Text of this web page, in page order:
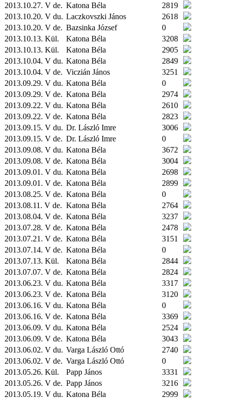
2013.10.27. V de. Katona Béla
2819
2013.10.20. V du. Laczkovszki János
2618
2013.10.20. V de. Bazsinka József
0
2013.10.13. Kül. Katona Béla
3208
2013.10.13. Kül. Katona Béla
2905
2013.10.04. V du. Katona Béla
2849
2013.10.04. V de. Viczián János
3251
2013.09.29. V du. Katona Béla
0
2013.09.29. V de. Katona Béla
2974
2013.09.22. V du. Katona Béla
2610
2013.09.22. V de. Katona Béla
2823
2013.09.15. V du. Dr. László Imre
3006
2013.09.15. V de. Dr. László Imre
0
2013.09.08. V du. Katona Béla
3672
2013.09.08. V de. Katona Béla
3004
2013.09.01. V du. Katona Béla
2698
2013.09.01. V de. Katona Béla
2899
2013.08.25. V de. Katona Béla
0
2013.08.11. V de. Katona Béla
2764
2013.08.04. V de. Katona Béla
3237
2013.07.28. V de. Katona Béla
2478
2013.07.21. V de. Katona Béla
3151
2013.07.14. V de. Katona Béla
0
2013.07.13. Kül. Katona Béla
2844
2013.07.07. V de. Katona Béla
2824
2013.06.23. V du. Katona Béla
3317
2013.06.23. V de. Katona Béla
3120
2013.06.16. V du. Katona Béla
0
2013.06.16. V de. Katona Béla
3369
2013.06.09. V du. Katona Béla
2524
2013.06.09. V de. Katona Béla
3043
2013.06.02. V du. Varga László Ottó
2740
2013.06.02. V de. Varga László Ottó
0
2013.05.26. Kül. Papp János
3331
2013.05.26. V de. Papp János
3216
2013.05.19. V du. Katona Béla
2999